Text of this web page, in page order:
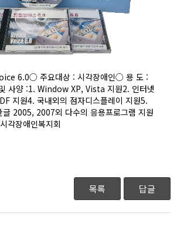
6.0○ 주요대상 : 시각장애인○ 용 도 :
사양 :1. Window XP, Vista 지원2. 인터넷
지원4. 국내외의 점자디스플레이 지원5.
2005, 2007외 다수의 응용프로그램 지원
각장애인복지회
목록 답글